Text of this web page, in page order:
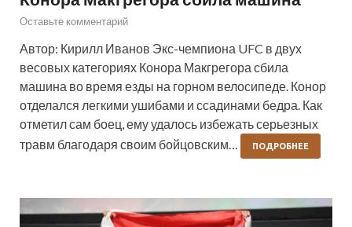
Оставьте комментарий
Автор: Кирилл Иванов Экс-чемпиона UFC в двух
весовых категориях Конора Макгрегора сбила
машина во время езды на горном велосипеде. Конор
отделался легкими ушибами и ссадинами бедра. Как
отметил сам боец, ему удалось избежать серьезных
травм благодаря своим бойцовским…
ПОДРОБНЕЕ